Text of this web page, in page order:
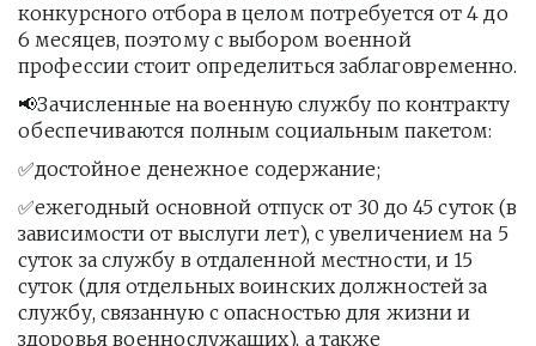
конкурсного отбора в целом потребуется от 4 до
6 месяцев, поэтому с выбором военной
профессии стоит определиться заблаговременно.
📢Зачисленные на военную службу по контракту
обеспечиваются полным социальным пакетом:
✅достойное денежное содержание;
✅ежегодный основной отпуск от 30 до 45 суток (в
зависимости от выслуги лет), с увеличением на 5
суток за службу в отдаленной местности, и 15
суток (для отдельных воинских должностей за
службу, связанную с опасностью для жизни и
здоровья военнослужащих), а также